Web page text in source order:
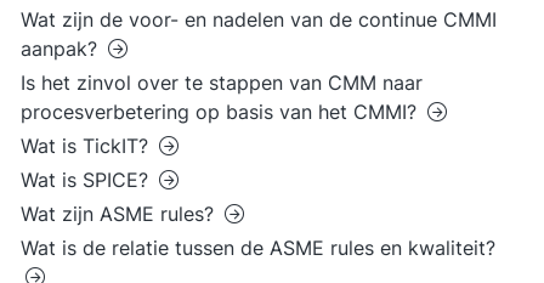
Wat zijn de voor- en nadelen van de continue CMMI
aanpak?
Is het zinvol over te stappen van CMM naar
procesverbetering op basis van het CMMI?
Wat is TickIT?
Wat is SPICE?
Wat zijn ASME rules?
Wat is de relatie tussen de ASME rules en kwaliteit?